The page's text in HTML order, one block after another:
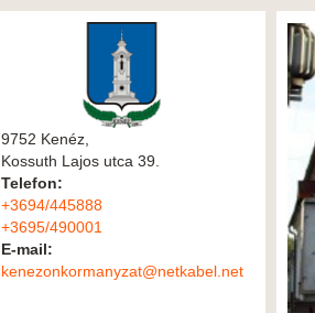
9752 Kenéz,
Kossuth Lajos utca 39.
Telefon:
+3694/445888
+3695/490001
E-mail:
kenezonkormanyzat@netkabel.net